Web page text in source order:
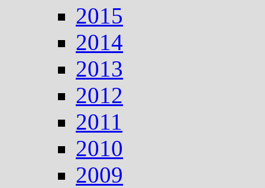
2015
2014
2013
2012
2011
2010
2009